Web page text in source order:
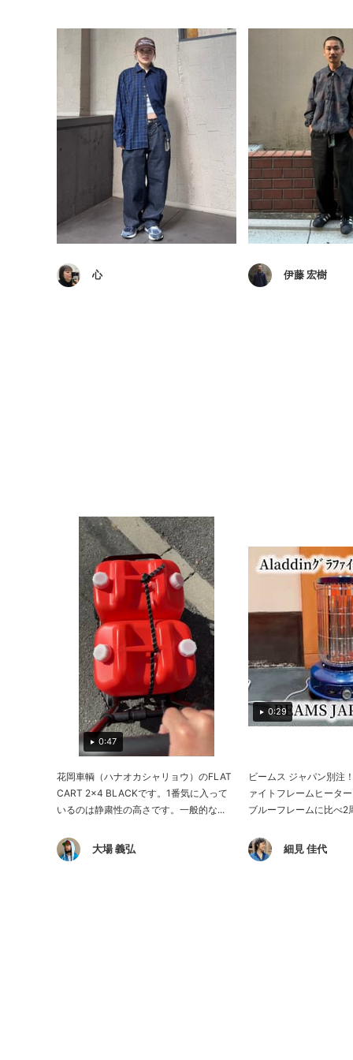
心 伊藤 宏樹
0:47
花岡車輌（ハナオカシャリョウ）のFLAT
CART 2×4 BLACKです。1番気に入って
いるのは静粛性の高さです。一般的な...
大場 義弘
0:29
ビームス ジャパン別注
ァイトフレームヒータ
ブルーフレームに比べ2
細見 佳代